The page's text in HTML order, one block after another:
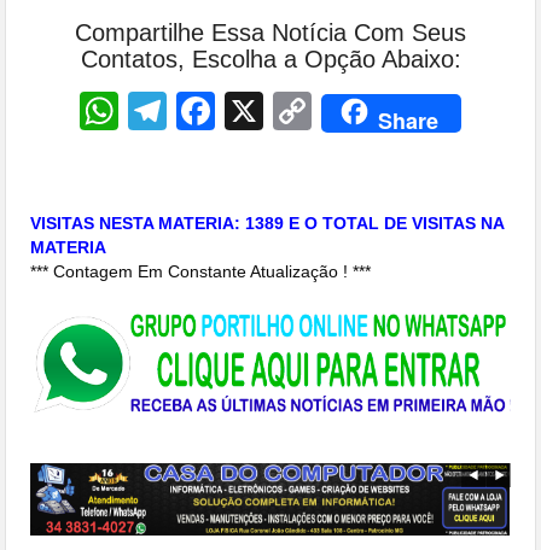
Compartilhe Essa Notícia Com Seus
Contatos, Escolha a Opção Abaixo:
WhatsApp
Telegram
Facebook
X CopyShare
VISITAS NESTA MATERIA: 1389 E O TOTAL DE VISITAS NA
MATERIA
*** Contagem Em Constante Atualização ! ***